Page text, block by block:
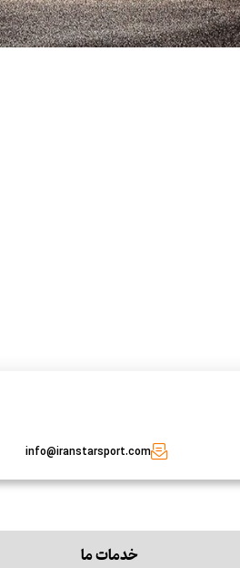
info@iranstarsport.com
خدمات ما